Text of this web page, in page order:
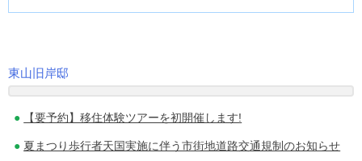
投
稿
ナ
東山旧岸邸
【要予約】移住体験ツアーを初開催します!
夏まつり歩行者天国実施に伴う市街地道路交通規制のお知らせ